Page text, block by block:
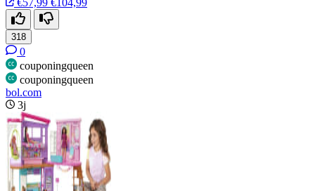
€57,99 €104,99
318
0
couponingqueen
couponingqueen
bol.com
3j